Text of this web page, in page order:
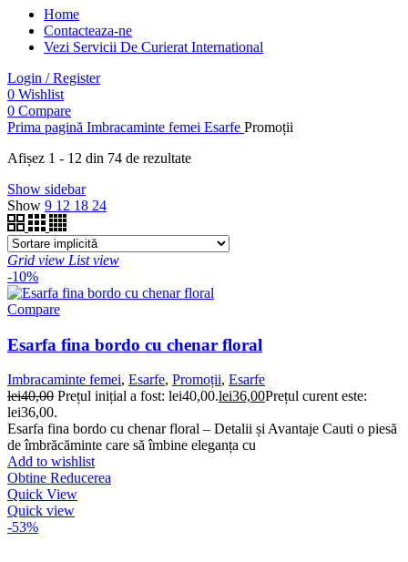
Home
Contacteaza-ne
Vezi Servicii De Curierat International
Login / Register
0 Wishlist
0 Compare
Prima pagină Imbracaminte femei Esarfe Promoții
Afișez 1 - 12 din 74 de rezultate
Show sidebar
Show 9 12 18 24
Grid view List view
-10%
Compare
Esarfa fina bordo cu chenar floral
Imbracaminte femei, Esarfe, Promoții, Esarfe
lei40,00 Prețul inițial a fost: lei40,00.lei36,00Prețul curent este:
lei36,00.
Esarfa fina bordo cu chenar floral – Detalii și Avantaje Cauti o piesă
de îmbrăcăminte care să îmbine eleganța cu
Add to wishlist
Obtine Reducerea
Quick View
Quick view
-53%